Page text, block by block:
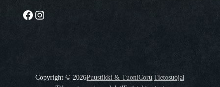
Facebook Instagram
Copyright © 2026Puustikki & TuoniCoru|Tietosuoja|